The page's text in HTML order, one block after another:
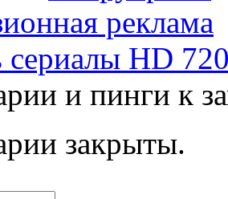
реклама
HD
и пинги к
закрыты.